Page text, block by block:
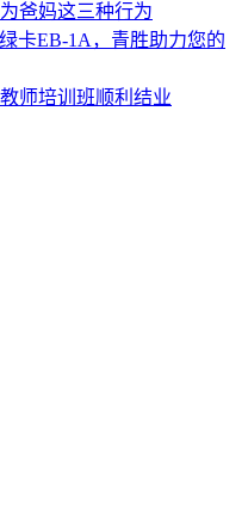
爸妈这三种行为
卡EB-1A，青胜助力您的
师培训班顺利结业